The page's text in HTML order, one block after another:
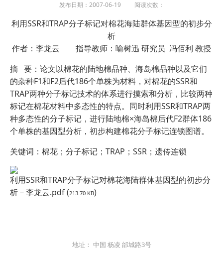
发布日期：2007-06-19 阅读次数：
利用SSR和TRAP分子标记对棉花海陆群体基因型的初步分
析
作者：李龙云 指导教师：喻树迅 研究员 冯佰利 教授
摘 要：论文以棉花的陆地棉品种、海岛棉品种以及它们
的杂种F1和F2后代186个单株为材料，对棉花的SSR和
TRAP两种分子标记技术的体系进行摸索和分析，比较两种
标记在棉花材料中多态性的特点。同时利用SSR和TRAP两
种多态性的分子标记，进行陆地棉×海岛棉后代F2群体186
个单株的基因型分析，初步构建棉花分子标记连锁图谱。
关键词：棉花；分子标记；TRAP；SSR；遗传连锁
利用SSR和TRAP分子标记对棉花海陆群体基因型的初步分
析－李龙云.pdf (213.70 KB)
地址： 中国 杨凌 邰城路3号